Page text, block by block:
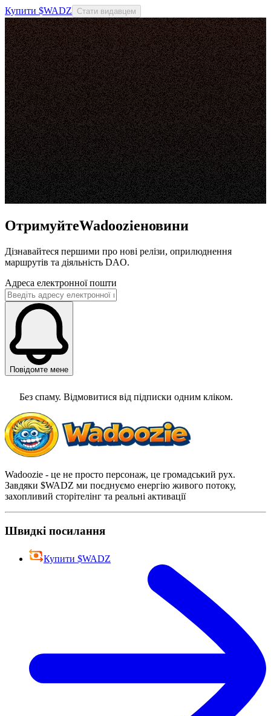
Купити $WADZ Стати видавцем
ОтримуйтеWadoozieновини
Дізнавайтеся першими про нові релізи, оприлюднення
маршрутів та діяльність DAO.
Адреса електронної пошти
Повідомте мене
Без спаму. Відмовитися від підписки одним кліком.
Wadoozie - це не просто персонаж, це громадський рух.
Завдяки $WADZ ми поєднуємо енергію живого потоку,
захопливий сторітелінг та реальні активації
Швидкі посилання
Купити $WADZ